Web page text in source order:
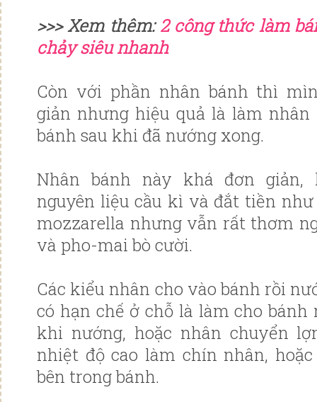
>>> Xem thêm:2 công thức làm
chảy siêu nhanh
Còn với phần nhân bánh thì
giản nhưng hiệu quả là làm
bánh sau khi đã nướng xong.
Nhân bánh này khá đơn giản,
nguyên liệu cầu kì và đắt tiền như
mozzarella nhưng vẫn rất thơm
và pho-mai bò cười.
Các kiểu nhân cho vào bánh rồi
có hạn chế ở chỗ là làm cho bánh
khi nướng, hoặc nhân chuyển
nhiệt độ cao làm chín nhân,
bên trong bánh.